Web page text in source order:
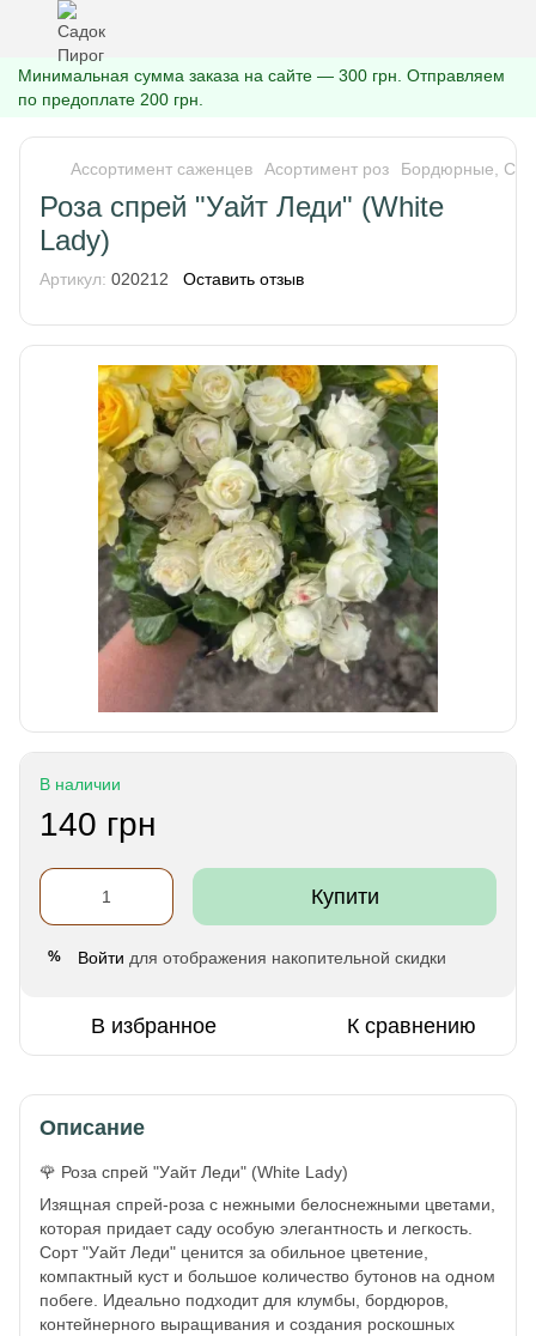
Минимальная сумма заказа на сайте — 300 грн. Отправляем
по предоплате 200 грн.
Ассортимент саженцев Асортимент роз Бордюрные,
Роза спрей "Уайт Леди" (White
Lady)
Артикул: 020212 Оставить отзыв
В наличии
140 грн
Купити
% Войти для отображения накопительной скидки
В избранное К сравнению
Описание
🌹 Роза спрей "Уайт Леди" (White Lady)
Изящная спрей-роза с нежными белоснежными цветами,
которая придает саду особую элегантность и легкость.
Сорт "Уайт Леди" ценится за обильное цветение,
компактный куст и большое количество бутонов на одном
побеге. Идеально подходит для клумбы, бордюров,
контейнерного выращивания и создания роскошных